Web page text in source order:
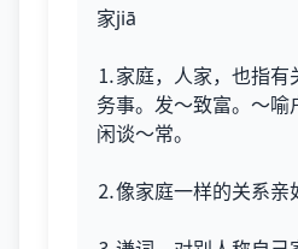
家jiā
⒈家庭，人家，也指有
务事。发～致富。～喻
闲谈～常。
⒉像家庭一样的关系亲